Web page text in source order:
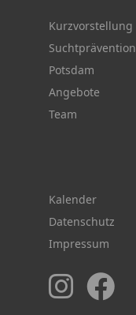
Kurzvorstellung
Potsdam
Angebote
Team
Kalender
Datenschutz
Impressum